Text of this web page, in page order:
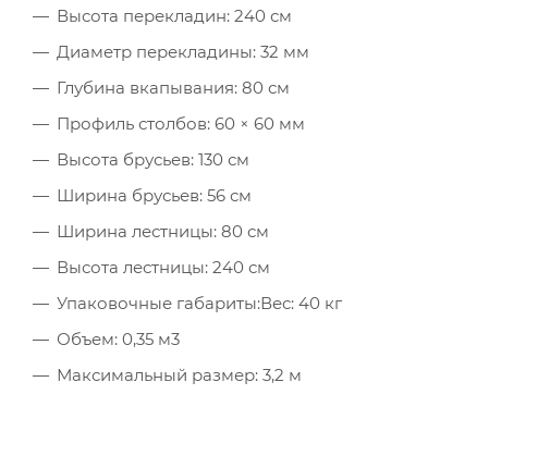
Высота перекладин: 240 см
Диаметр перекладины: 32 мм
Глубина вкапывания: 80 см
Профиль столбов: 60 × 60 мм
Высота брусьев: 130 см
Ширина брусьев: 56 см
Ширина лестницы: 80 см
Высота лестницы: 240 см
Упаковочные габариты:Вес: 40 кг
Объем: 0,35 м3
Максимальный размер: 3,2 м